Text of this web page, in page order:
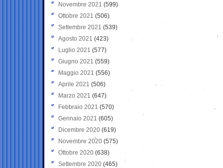
Novembre 2021 (599)
Ottobre 2021 (506)
Settembre 2021 (539)
Agosto 2021 (423)
Luglio 2021 (577)
Giugno 2021(559)
Maggio 2021 (556)
Aprile 2021 (506)
Marzo 2021 (647)
Febbraio 2021 (570)
Gennaio 2021 (605)
Dicembre 2020 (619)
Novembre 2020 (575)
Ottobre 2020 (638)
Settembre 2020(465)